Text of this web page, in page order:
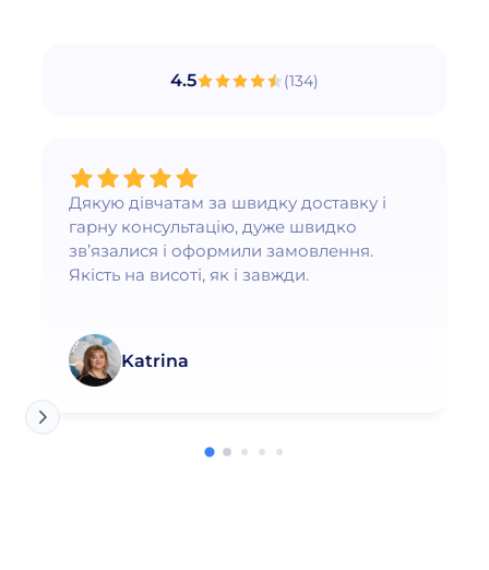
4.5 (134)
Дякую дівчатам за швидку доставку і
гарну консультацію, дуже швидко
зв’язалися і оформили замовлення.
Якість на висоті, як і завжди.
Katrina